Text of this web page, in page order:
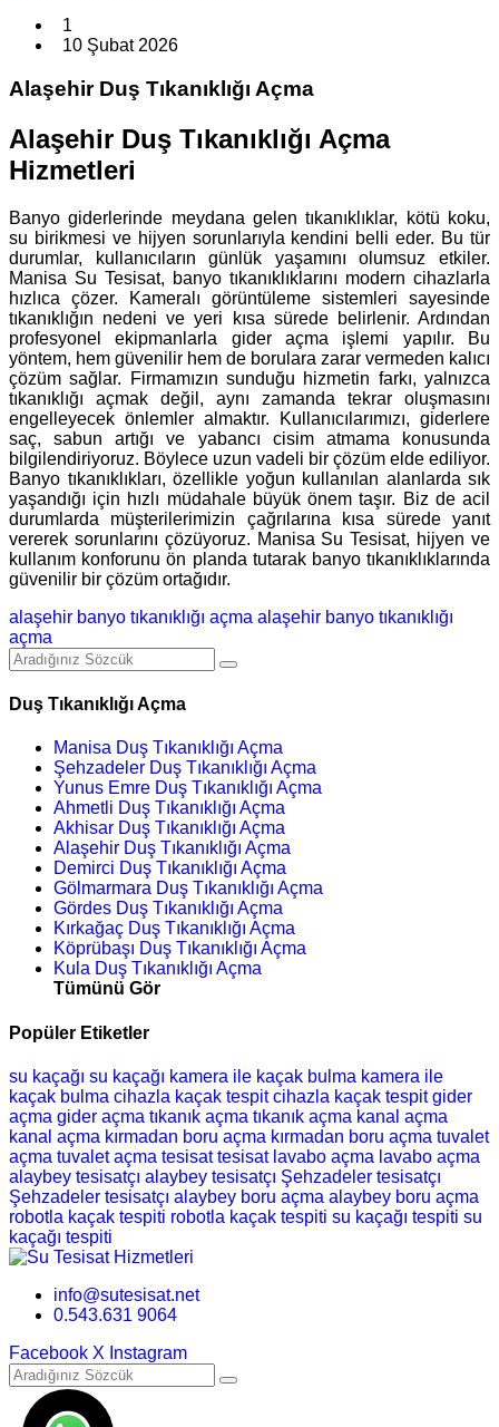
1
10 Şubat 2026
Alaşehir Duş Tıkanıklığı Açma
Alaşehir Duş Tıkanıklığı Açma
Hizmetleri
Banyo giderlerinde meydana gelen tıkanıklıklar, kötü koku,
su birikmesi ve hijyen sorunlarıyla kendini belli eder. Bu tür
durumlar, kullanıcıların günlük yaşamını olumsuz etkiler.
Manisa Su Tesisat, banyo tıkanıklıklarını modern cihazlarla
hızlıca çözer. Kameralı görüntüleme sistemleri sayesinde
tıkanıklığın nedeni ve yeri kısa sürede belirlenir. Ardından
profesyonel ekipmanlarla gider açma işlemi yapılır. Bu
yöntem, hem güvenilir hem de borulara zarar vermeden kalıcı
çözüm sağlar. Firmamızın sunduğu hizmetin farkı, yalnızca
tıkanıklığı açmak değil, aynı zamanda tekrar oluşmasını
engelleyecek önlemler almaktır. Kullanıcılarımızı, giderlere
saç, sabun artığı ve yabancı cisim atmama konusunda
bilgilendiriyoruz. Böylece uzun vadeli bir çözüm elde ediliyor.
Banyo tıkanıklıkları, özellikle yoğun kullanılan alanlarda sık
yaşandığı için hızlı müdahale büyük önem taşır. Biz de acil
durumlarda müşterilerimizin çağrılarına kısa sürede yanıt
vererek sorunlarını çözüyoruz. Manisa Su Tesisat, hijyen ve
kullanım konforunu ön planda tutarak banyo tıkanıklıklarında
güvenilir bir çözüm ortağıdır.
alaşehir banyo tıkanıklığı açma alaşehir banyo tıkanıklığı
açma
Duş Tıkanıklığı Açma
Manisa Duş Tıkanıklığı Açma
Şehzadeler Duş Tıkanıklığı Açma
Yunus Emre Duş Tıkanıklığı Açma
Ahmetli Duş Tıkanıklığı Açma
Akhisar Duş Tıkanıklığı Açma
Alaşehir Duş Tıkanıklığı Açma
Demirci Duş Tıkanıklığı Açma
Gölmarmara Duş Tıkanıklığı Açma
Gördes Duş Tıkanıklığı Açma
Kırkağaç Duş Tıkanıklığı Açma
Köprübaşı Duş Tıkanıklığı Açma
Kula Duş Tıkanıklığı Açma
Tümünü Gör
Popüler Etiketler
su kaçağı su kaçağı kamera ile kaçak bulma kamera ile
kaçak bulma cihazla kaçak tespit cihazla kaçak tespit gider
açma gider açma tıkanık açma tıkanık açma kanal açma
kanal açma kırmadan boru açma kırmadan boru açma tuvalet
açma tuvalet açma tesisat tesisat lavabo açma lavabo açma
alaybey tesisatçı alaybey tesisatçı Şehzadeler tesisatçı
Şehzadeler tesisatçı alaybey boru açma alaybey boru açma
robotla kaçak tespiti robotla kaçak tespiti su kaçağı tespiti su
kaçağı tespiti
info@sutesisat.net
0.543.631 9064
Facebook X Instagram